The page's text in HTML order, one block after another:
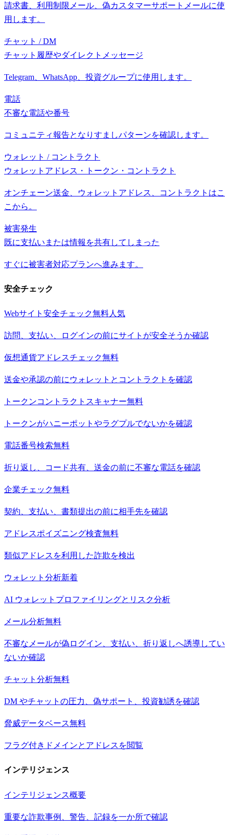
請求書、利用制限メール、偽カスタマーサポートメールに使
用します。
チャット / DM
チャット履歴やダイレクトメッセージ
Telegram、WhatsApp、投資グループに使用します。
電話
不審な電話や番号
コミュニティ報告となりすましパターンを確認します。
ウォレット / コントラクト
ウォレットアドレス・トークン・コントラクト
オンチェーン送金、ウォレットアドレス、コントラクトはこ
こから。
被害発生
既に支払いまたは情報を共有してしまった
すぐに被害者対応プランへ進みます。
安全チェック
Webサイト安全チェック無料人気
訪問、支払い、ログインの前にサイトが安全そうか確認
仮想通貨アドレスチェック無料
送金や承認の前にウォレットとコントラクトを確認
トークンコントラクトスキャナー無料
トークンがハニーポットやラグプルでないかを確認
電話番号検索無料
折り返し、コード共有、送金の前に不審な電話を確認
企業チェック無料
契約、支払い、書類提出の前に相手先を確認
アドレスポイズニング検査無料
類似アドレスを利用した詐欺を検出
ウォレット分析新着
AI ウォレットプロファイリングとリスク分析
メール分析無料
不審なメールが偽ログイン、支払い、折り返しへ誘導してい
ないか確認
チャット分析無料
DM やチャットの圧力、偽サポート、投資勧誘を確認
脅威データベース無料
フラグ付きドメインとアドレスを閲覧
インテリジェンス
インテリジェンス概要
重要な詐欺事例、警告、記録を一か所で確認